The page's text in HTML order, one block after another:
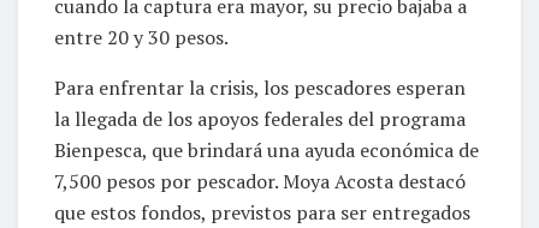
cuando la captura era mayor, su precio bajaba a
entre 20 y 30 pesos.
Para enfrentar la crisis, los pescadores esperan
la llegada de los apoyos federales del programa
Bienpesca, que brindará una ayuda económica de
7,500 pesos por pescador. Moya Acosta destacó
que estos fondos, previstos para ser entregados